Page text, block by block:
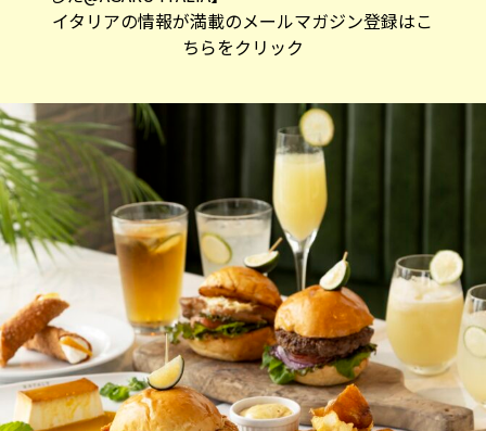
イタリアの情報が満載のメールマガジン登録はこ
ちらをクリック